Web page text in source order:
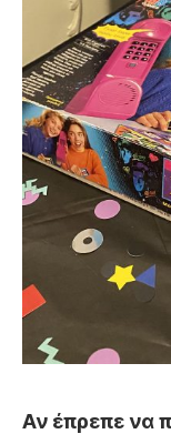
Αν έπρεπε να